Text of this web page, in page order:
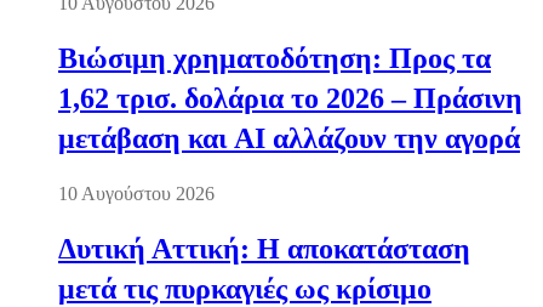
Βιώσιμη χρηματοδότηση: Προς τα
1,62 τρισ. δολάρια το 2026 – Πράσινη
μετάβαση και AI αλλάζουν την αγορά
10 Αυγούστου 2026
Δυτική Αττική: Η αποκατάσταση
μετά τις πυρκαγιές ως κρίσιμο